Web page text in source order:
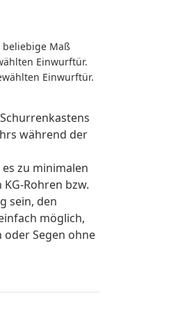
beliebige Maß
Einwurftür.
Einwurftür.
während der
zu minimalen
Rohren bzw.
sein, den
möglich,
Segen ohne